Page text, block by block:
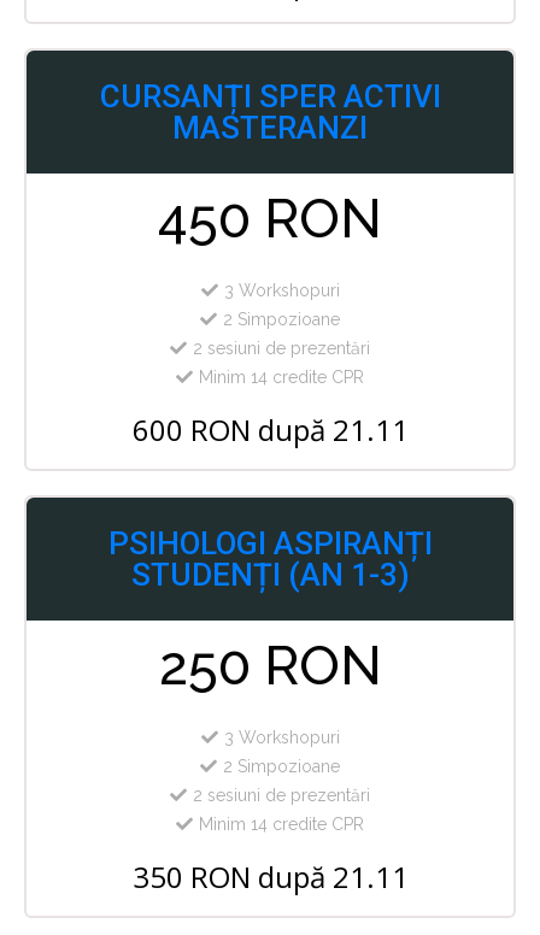
CURSANȚI SPER ACTIVI
MASTERANZI
450 RON
3 Workshopuri
2 Simpozioane
2 sesiuni de prezentări
Minim 14 credite CPR
600 RON după 21.11
PSIHOLOGI ASPIRANȚI
STUDENȚI (AN 1-3)
250 RON
3 Workshopuri
2 Simpozioane
2 sesiuni de prezentări
Minim 14 credite CPR
350 RON după 21.11